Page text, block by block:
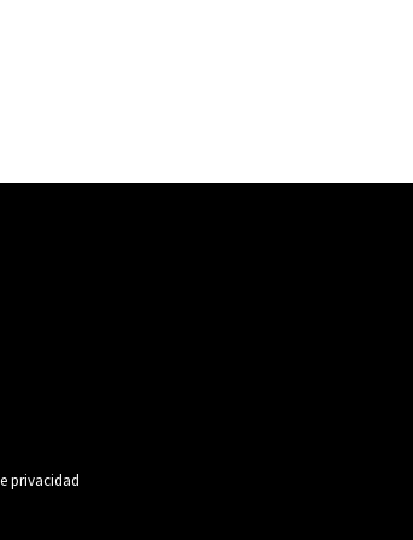
privacidad